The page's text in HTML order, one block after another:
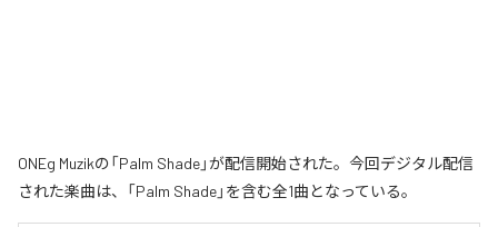
ONEg Muzikの「Palm Shade」が配信開始された。今回デジタル配信
された楽曲は、「Palm Shade」を含む全1曲となっている。